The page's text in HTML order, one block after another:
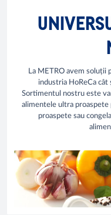
La METRO avem
industria HoReCa
Sortimentul nostru este
alimentele ultra proaspete
proaspete sau